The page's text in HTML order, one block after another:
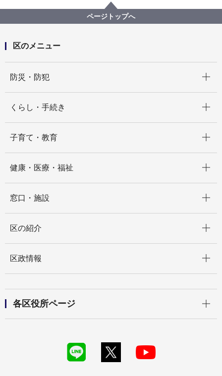
緑土木事務所
緑区の身近な公園(地域別・50音順)
ページトップへ
区のメニュー
防災・防犯
くらし・手続き
子育て・教育
健康・医療・福祉
窓口・施設
区の紹介
区政情報
各区役所ページ